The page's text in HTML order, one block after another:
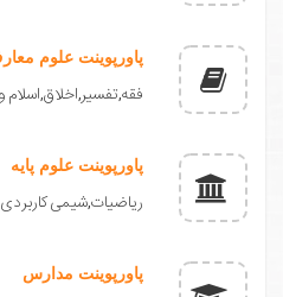
پاورپوینت علوم
فقه,تفسیر,اخلاق,اسلام
پاورپوینت علوم پایه
ریاضیات,شیمی
پاورپوینت مدارس